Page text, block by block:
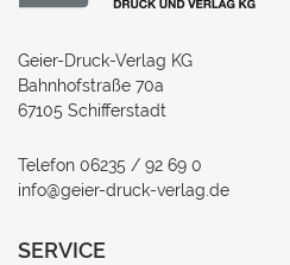
Geier-Druck-Verlag KG
Bahnhofstraße 70a
67105 Schifferstadt
Telefon 06235 / 92 69 0
info@geier-druck-verlag.de
SERVICE